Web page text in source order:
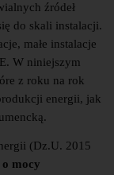
źródeł
do skali instalacji.
małe instalacje
W niniejszym
z roku na rok
energii, jak
(Dz.U. 2015
mocy